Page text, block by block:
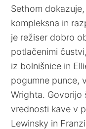
Sethom
kompleksna in
je režiser dobro
potlačenimi
iz bolnišnice in
pogumne punce,
Wrighta. Govorijo
vrednosti kave v
Lewinsky in